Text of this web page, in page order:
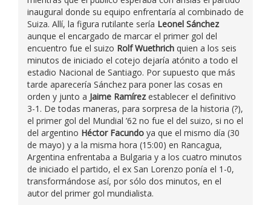
inaugural donde su equipo enfrentaría al combinado de
Suiza. Allí, la figura rutilante sería Leonel Sánchez
aunque el encargado de marcar el primer gol del
encuentro fue el suizo Rolf Wuethrich quien a los seis
minutos de iniciado el cotejo dejaría atónito a todo el
estadio Nacional de Santiago. Por supuesto que más
tarde aparecería Sánchez para poner las cosas en
orden y junto a Jaime Ramírezestablecer el definitivo
3-1. De todas maneras, para sorpresa de la historia (?),
el primer gol del Mundial ’62 no fue el del suizo, si no el
del argentino Héctor Facundo ya que el mismo día (30
de mayo) y a la misma hora (15:00) en Rancagua,
Argentina enfrentaba a Bulgaria y a los cuatro minutos
de iniciado el partido, el ex San Lorenzo ponía el 1-0,
transformándose así, por sólo dos minutos, en el
autor del primer gol mundialista.